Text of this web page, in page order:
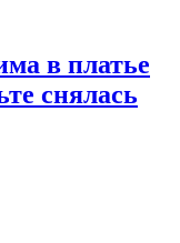
в платье
снялась